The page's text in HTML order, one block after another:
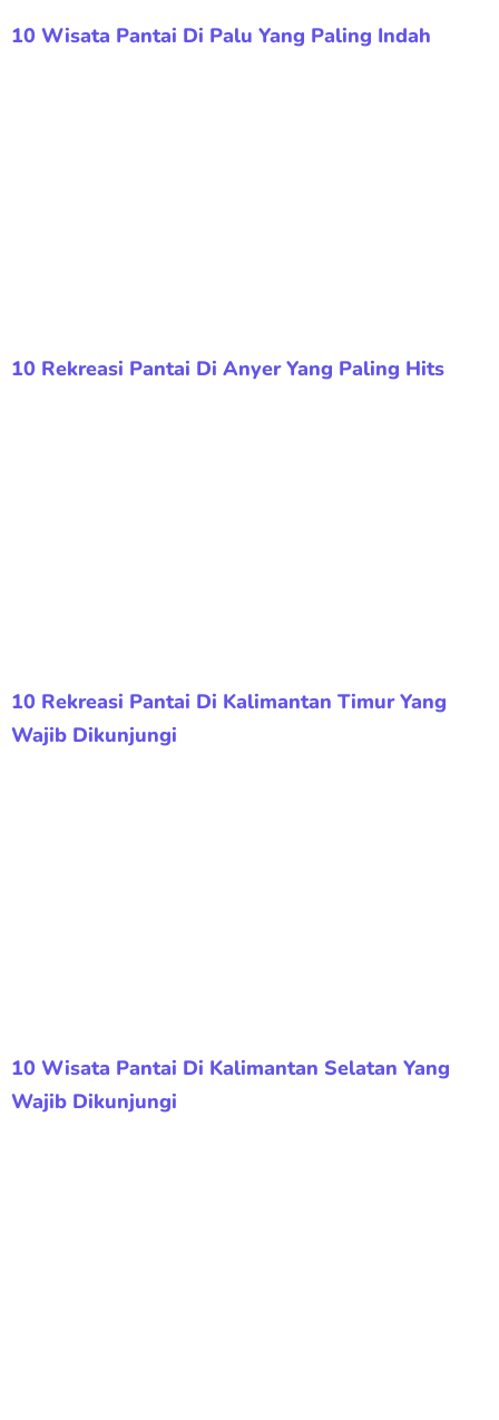
10 Wisata Pantai Di Palu Yang Paling Indah
10 Rekreasi Pantai Di Anyer Yang Paling Hits
10 Rekreasi Pantai Di Kalimantan Timur Yang
Wajib Dikunjungi
10 Wisata Pantai Di Kalimantan Selatan Yang
Wajib Dikunjungi